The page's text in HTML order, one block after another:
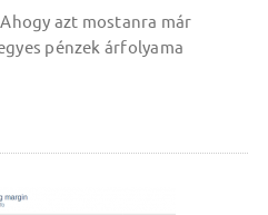
azt mostanra már
pénzek árfolyama